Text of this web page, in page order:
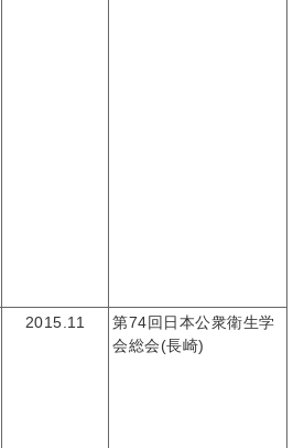
2015.11
第74回日本公衆衛生学
会総会(長崎)